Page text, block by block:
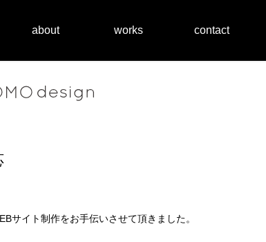
about works contact
サイト制作をお手伝いさせて頂きました。